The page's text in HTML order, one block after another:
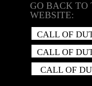
GO BACK TO
WEBSITE:
CALL OF
CALL OF
CALL OF